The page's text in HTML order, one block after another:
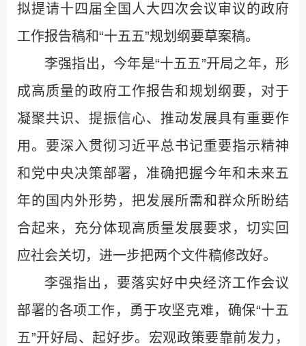
拟提请十四届全国人大四次会议审议的政府
工作报告稿和“十五五”规划纲要草案稿。
李强指出，今年是“十五五”开局之年，形
成高质量的政府工作报告和规划纲要，对于
凝聚共识、提振信心、推动发展具有重要作
用。要深入贯彻习近平总书记重要指示精神
和党中央决策部署，准确把握今年和未来五
年的国内外形势，把发展所需和群众所盼结
合起来，充分体现高质量发展要求，切实回
应社会关切，进一步把两个文件稿修改好。
李强指出，要落实好中央经济工作会议
部署的各项工作，勇于攻坚克难，确保“十五
五”开好局、起好步。宏观政策要靠前发力，